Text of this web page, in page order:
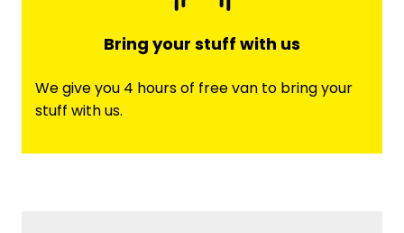
Bring your stuff with us
We give you 4 hours of free van to bring your
stuff with us.